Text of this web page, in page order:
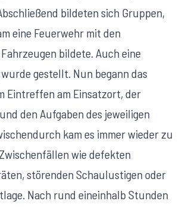
bildeten sich Gruppen,
eine Feuerwehr mit den
bildete. Auch eine
gestellt. Nun begann das
Eintreffen am Einsatzort, der
den Aufgaben des jeweiligen
kam es immer wieder zu
wie defekten
störenden Schaulustigen oder
Nach rund eineinhalb Stunden